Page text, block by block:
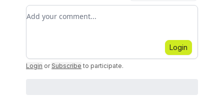
Add your comment
Login
Login or Subscribe to participate.